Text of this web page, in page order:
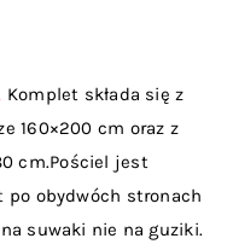
Komplet składa się z
160×200 cm oraz z
cm.Pościel jest
po obydwóch stronach
suwaki nie na guziki.